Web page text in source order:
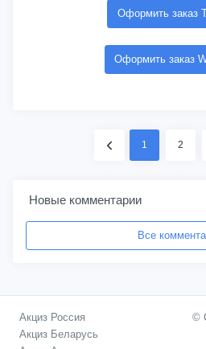
Оформить заказ
Оформить заказ
1 2
Новые комментарии
Все
Акциз Россия
Акциз Беларусь
©